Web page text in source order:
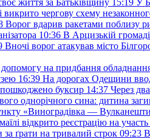
життя за Батьківщину 15:19 У
чергову схему
Ворог вдарив ракетами поблизу
10:36 В Арцизькій
Вночі ворог атакував місто
на придбання
16:39 На дорогах Одещини
пошкоджено буксир 14:37 Через
однорічного сина: дитина
«Виноградівка —
відкрито реєстрацію на
за ґрати на тривалий строк 09:23